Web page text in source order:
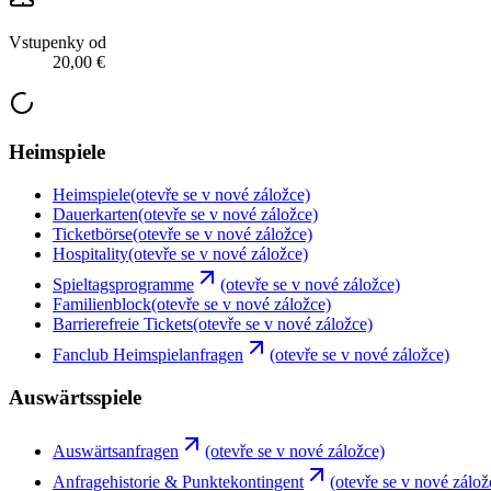
Vstupenky od
20,00 €
Heimspiele
Heimspiele(otevře se v nové záložce)
Dauerkarten(otevře se v nové záložce)
Ticketbörse(otevře se v nové záložce)
Hospitality(otevře se v nové záložce)
Spieltagsprogramme
(otevře se v nové záložce)
Familienblock(otevře se v nové záložce)
Barrierefreie Tickets(otevře se v nové záložce)
Fanclub Heimspielanfragen
(otevře se v nové záložce)
Auswärtsspiele
Auswärtsanfragen
(otevře se v nové záložce)
Anfragehistorie & Punktekontingent
(otevře se v nové